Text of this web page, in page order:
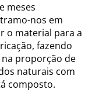
meses
nos em
o material para a
fazendo
proporção de
naturais com
composto.